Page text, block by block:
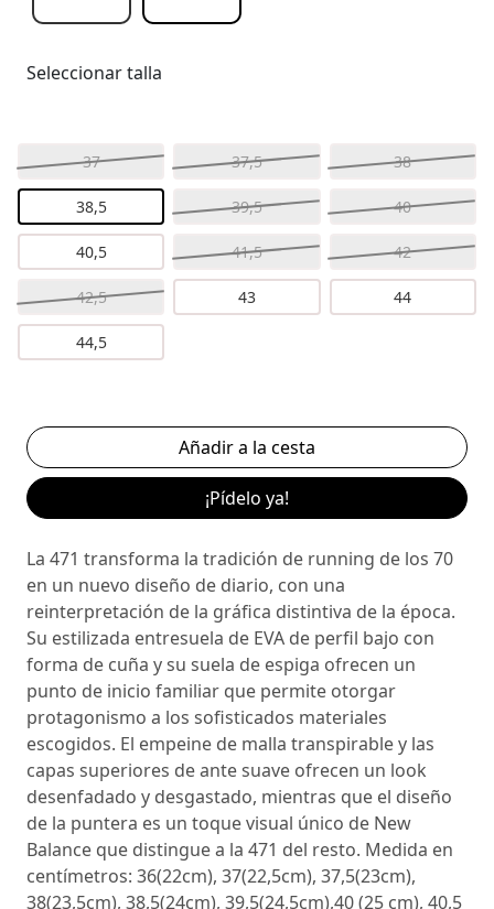
Seleccionar talla
37 37,5 38
38,5 39,5 40
40,5 41,5 42
42,5 43 44
44,5
¡Pídelo ya!
La 471 transforma la tradición de running de los 70
en un nuevo diseño de diario, con una
reinterpretación de la gráfica distintiva de la época.
Su estilizada entresuela de EVA de perfil bajo con
forma de cuña y su suela de espiga ofrecen un
punto de inicio familiar que permite otorgar
protagonismo a los sofisticados materiales
escogidos. El empeine de malla transpirable y las
capas superiores de ante suave ofrecen un look
desenfadado y desgastado, mientras que el diseño
de la puntera es un toque visual único de New
Balance que distingue a la 471 del resto. Medida en
centímetros: 36(22cm), 37(22,5cm), 37,5(23cm),
38(23,5cm), 38,5(24cm), 39,5(24,5cm),40 (25 cm), 40,5